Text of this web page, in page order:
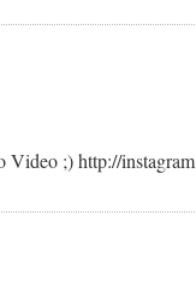
;) http://